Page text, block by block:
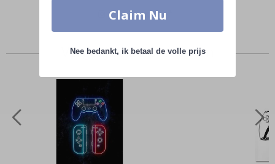
Vergelijkbare producten
Claim Nu
Nee bedankt, ik betaal de volle prijs